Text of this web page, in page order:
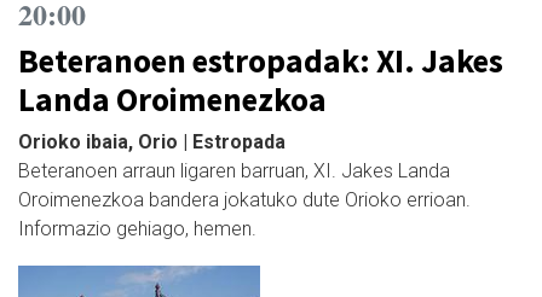
20:00
Beteranoen estropadak: XI. Jakes
Landa Oroimenezkoa
Orioko ibaia, Orio | Estropada
Beteranoen arraun ligaren barruan, XI. Jakes Landa
Oroimenezkoa bandera jokatuko dute Orioko errioan.
Informazio gehiago, hemen.